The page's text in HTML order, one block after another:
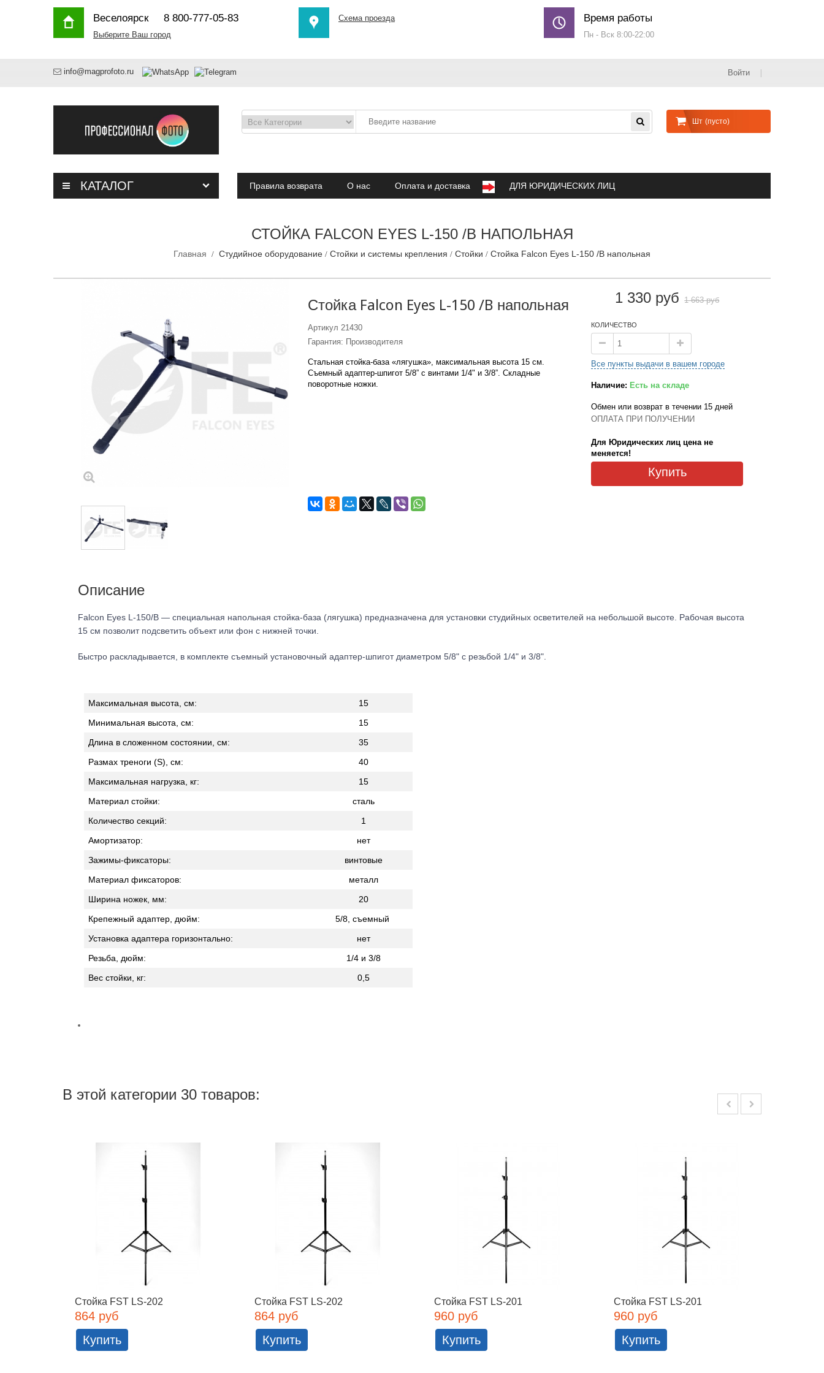
Веселоярск8 800-777-05-83
Выберите Ваш город
Схема проезда Время работы
Пн - Вск 8:00-22:00
info@magprofoto.ru Войти
Шт (пусто)
КАТАЛОГ Правила возврата О нас Оплата и доставка ДЛЯ ЮРИДИЧЕСКИХ ЛИЦ
СТОЙКА FALCON EYES L-150 /B НАПОЛЬНАЯ
Главная Студийное оборудование Стойки и системы крепления Стойки Стойка Falcon Eyes L-150 /B напольная
Стойка Falcon Eyes L-150 /B напольная
Артикул 21430
Гарантия: Производителя
Стальная стойка-база «лягушка», максимальная высота 15 см.
Съемный адаптер-шпигот 5/8” с винтами 1/4" и 3/8”. Складные
поворотные ножки.
1 330 руб 1 663 руб
КОЛИЧЕСТВО
Все пункты выдачи в вашем городе
Наличие: Есть на складе
Обмен или возврат в течении 15 дней
ОПЛАТА ПРИ ПОЛУЧЕНИИ
Для Юридических лиц цена не
меняется!
Купить
Описание
Falcon Eyes L-150/B — специальная напольная стойка-база (лягушка) предназначена для установки студийных осветителей на небольшой высоте. Рабочая высота
15 см позволит подсветить объект или фон с нижней точки.
Быстро раскладывается, в комплекте съемный установочный адаптер-шпигот диаметром 5/8" с резьбой 1/4" и 3/8".
Максимальная высота, см:
15
Минимальная высота, см:
15
Длина в сложенном состоянии, см:
35
Размах треноги (S), см:
40
Максимальная нагрузка, кг:
15
Материал стойки:
сталь
Количество секций:
1
Амортизатор:
нет
Зажимы-фиксаторы:
винтовые
Материал фиксаторов:
металл
Ширина ножек, мм:
20
Крепежный адаптер, дюйм:
5/8, съемный
Установка адаптера горизонтально:
нет
Резьба, дюйм:
1/4 и 3/8
Вес стойки, кг:
0,5
В этой категории 30 товаров:
Стойка FST LS-202
864 руб
Купить
Стойка FST LS-202
864 руб
Купить
Стойка FST LS-201
960 руб
Купить
Стойка FST LS-201
960 руб
Купить